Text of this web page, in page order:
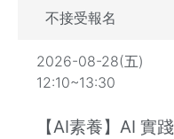
不接受報名
2026-08-28(五)
12:10~13:30
【AI素養】AI 實